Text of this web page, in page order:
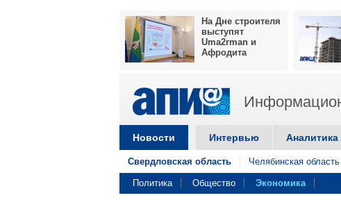
На Дне строителя
выступят
Uma2rman и
Афродита
Новости Интервью Аналитика
Свердловская область Челябинская область
Политика Общество Экономика